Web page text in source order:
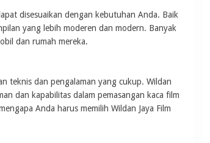
disesuaikan dengan kebutuhan Anda. Baik
yang lebih moderen dan modern. Banyak
dan rumah mereka.
teknis dan pengalaman yang cukup. Wildan
dan kapabilitas dalam pemasangan kaca film
Anda harus memilih Wildan Jaya Film